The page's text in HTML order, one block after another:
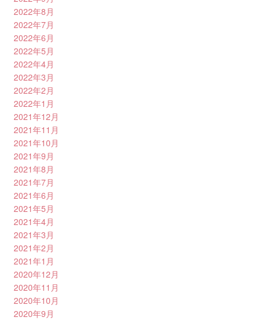
2022年8月
2022年7月
2022年6月
2022年5月
2022年4月
2022年3月
2022年2月
2022年1月
2021年12月
2021年11月
2021年10月
2021年9月
2021年8月
2021年7月
2021年6月
2021年5月
2021年4月
2021年3月
2021年2月
2021年1月
2020年12月
2020年11月
2020年10月
2020年9月